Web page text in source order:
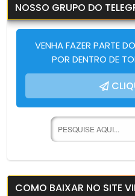
NOSSO GRUPO DO
VENHA FAZER PARTE
POR DENTRO DE
COMO BAIXAR NO SITE